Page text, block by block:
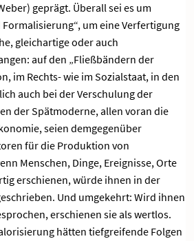
geprägt. Überall sei es um
um eine Verfertigung
gleichartige oder auch
auf den „Fließbändern der
im Rechts- wie im Sozialstaat, in den
auch bei der Verschulung der
der Spätmoderne, allen voran die
seien demgegenüber
für die Produktion von
Menschen, Dinge, Ereignisse, Orte
erschienen, würde ihnen in der
Und umgekehrt: Wird ihnen
erschienen sie als wertlos.
hätten tiefgreifende Folgen